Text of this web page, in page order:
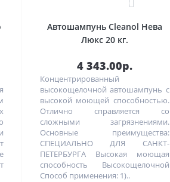
Автошампунь Cleanol Нева
Люкс 20 кг.
4 343.00р.
Концентрированный
высокощелочной автошампунь с
высокой моющей способностью.
Отлично справляется со
сложными загрязнениями.
Основные преимущества:
СПЕЦИАЛЬНО ДЛЯ САНКТ-
ПЕТЕРБУРГА Высокая моющая
способность Высокощелочной
Способ применения: 1)..